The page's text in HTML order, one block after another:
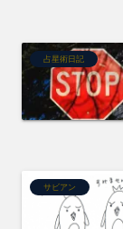
占星術日記
サビアン